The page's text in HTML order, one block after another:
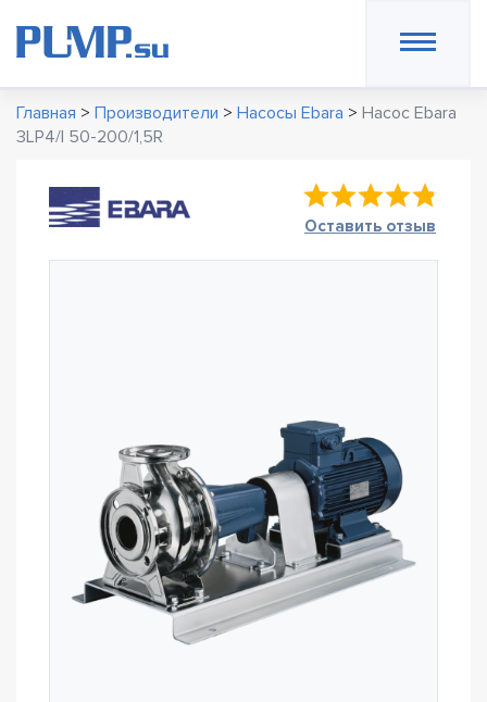
Главная > Производители > Насосы Ebara > Насос Ebara
3LP4/I 50-200/1,5R
Оставить отзыв